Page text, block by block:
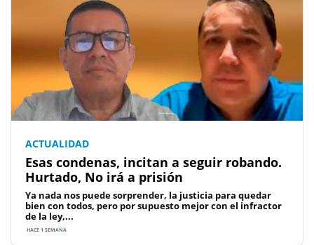
ACTUALIDAD
Esas condenas, incitan a seguir robando.
Hurtado, No irá a prisión
Ya nada nos puede sorprender, la justicia para quedar
bien con todos, pero por supuesto mejor con el infractor
de la ley,...
HACE 1 SEMANA